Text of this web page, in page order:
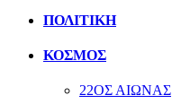
ΠΟΛΙΤΙΚΗ
ΚΟΣΜΟΣ
22ΟΣ ΑΙΩΝΑΣ